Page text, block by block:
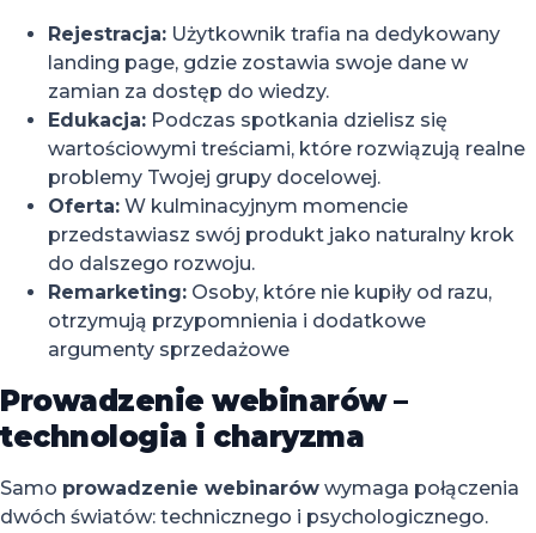
Rejestracja: Użytkownik trafia na dedykowany
landing page, gdzie zostawia swoje dane w
zamian za dostęp do wiedzy.
Edukacja: Podczas spotkania dzielisz się
wartościowymi treściami, które rozwiązują realne
problemy Twojej grupy docelowej.
Oferta: W kulminacyjnym momencie
przedstawiasz swój produkt jako naturalny krok
do dalszego rozwoju.
Remarketing: Osoby, które nie kupiły od razu,
otrzymują przypomnienia i dodatkowe
argumenty sprzedażowe
Prowadzenie webinarów –
technologia i charyzma
Samo prowadzenie webinarów wymaga połączenia
dwóch światów: technicznego i psychologicznego.